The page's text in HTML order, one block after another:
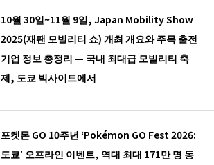
10월 30일~11월 9일, Japan Mobility Show
2025(재팬 모빌리티 쇼) 개최 개요와 주목 출전
기업 정보 총정리 — 국내 최대급 모빌리티 축
제, 도쿄 빅사이트에서
포켓몬 GO 10주년 ‘Pokémon GO Fest 2026:
도쿄’ 오프라인 이벤트, 역대 최대 171만 명 동